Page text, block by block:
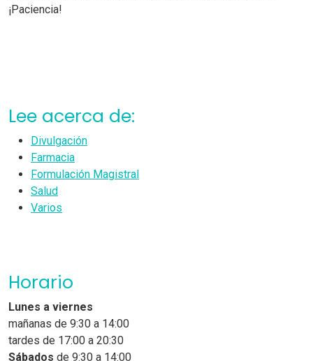
¡Paciencia!
Lee acerca de:
Divulgación
Farmacia
Formulación Magistral
Salud
Varios
Horario
Lunes a viernes
mañanas de 9:30 a 14:00
tardes de 17:00 a 20:30
Sábados de 9:30 a 14:00